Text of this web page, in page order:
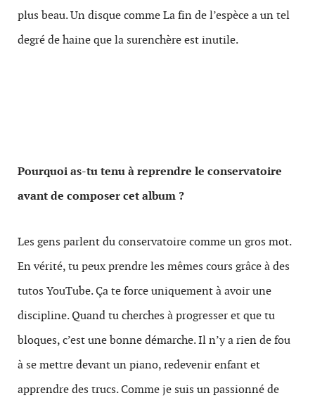
plus beau. Un disque comme La fin de l’espèce a un tel
degré de haine que la surenchère est inutile.
Pourquoi as-tu tenu à reprendre le conservatoire
avant de composer cet album ?
Les gens parlent du conservatoire comme un gros mot.
En vérité, tu peux prendre les mêmes cours grâce à des
tutos YouTube. Ça te force uniquement à avoir une
discipline. Quand tu cherches à progresser et que tu
bloques, c’est une bonne démarche. Il n’y a rien de fou
à se mettre devant un piano, redevenir enfant et
apprendre des trucs. Comme je suis un passionné de